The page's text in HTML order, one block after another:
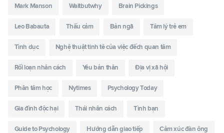
Mark Manson Waitbutwhy Brain Pickings
Leo Babauta Thấu cảm Bản ngã Tâm lý trẻ em
Tình dục Nghệ thuật tinh tê của việc đếch quan tâm
Rối loạn nhân cách Yêu bản thân Địa vị xã hội
Phân tâm học Nytimes Psychology Today
Gia đình độc hại Thái nhân cách Tình bạn
Guide to Psychology Hướng dẫn giao tiếp Cảm xúc đàn ông